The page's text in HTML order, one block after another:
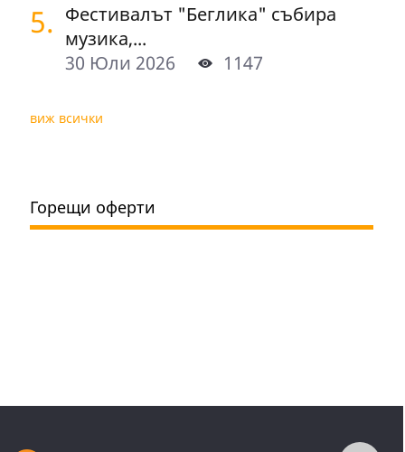
5. Фестивалът "Беглика" събира
музика,...
30 Юли 2026
1147
виж всички
Горещи оферти